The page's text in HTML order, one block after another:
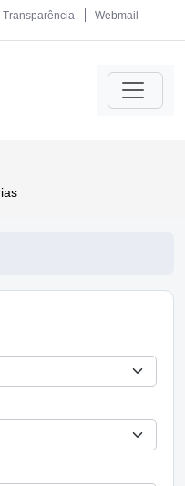
Transparência Webmail